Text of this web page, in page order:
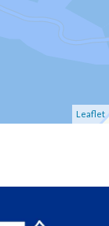
Leaflet